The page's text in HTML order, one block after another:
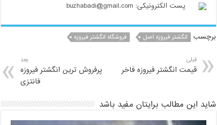
پست الکترونیکی: buzhabadi@gmail.com
برچسب انگشتر فیروزه اصل فروشگاه انگشتر فیروزه
قبلی
قیمت انگشتر فیروزه فاخر
بعد
پرفروش ترین انگشتر فیروزه
فانتزی
شاید این مطالب برایتان مفید باشد